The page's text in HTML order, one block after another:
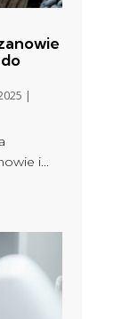
|
i...